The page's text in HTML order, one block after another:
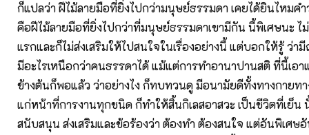
ก็แปลว่า ฝีไม้ลายมือที่ยิ่งไปกว่ามนุษย์ธรรมดา เคยได้ยินไหมค
คือฝีไม้ลายมือที่ยิ่งไปกว่าที่มนุษย์ธรรมดาเขามีกัน นี้พิเศษนะ ไ
แรกและก็ไม่ส่งเสริมให้ไปสนใจในเรื่องอย่างนี้ แต่บอกให้รู้ ว่า
มีอะไรเหนือกว่าคนธรรดาได้ แม้แต่การทำอานาปานสติ ที่นี้เอ
ข้างต้นก็พอแล้ว ว่าอย่างไง ก็ทบทวนดู มีอนามัยดีทั้งทางกายท
แก่หน้าที่การงานทุกชนิด ก็ทำให้สิ้นกิเลสอาสวะ เป็นชีวิตที่เย็น
สนับสนุน ส่งเสริมและข้อร้องว่า ต้องทำ ต้องสนใจ แต่อันพิเศษ